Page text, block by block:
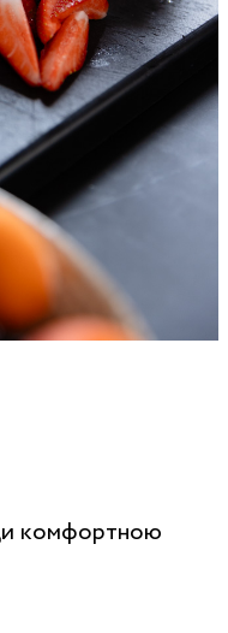
комфортною